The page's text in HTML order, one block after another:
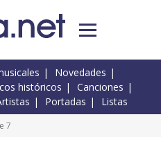
Novedades
históricos
Canciones
Portadas Listas
7